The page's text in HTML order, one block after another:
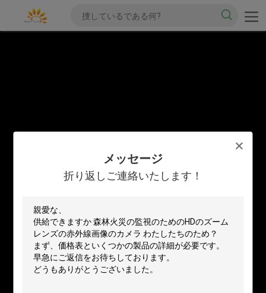
メッセージ
折り返しご連絡いたします！